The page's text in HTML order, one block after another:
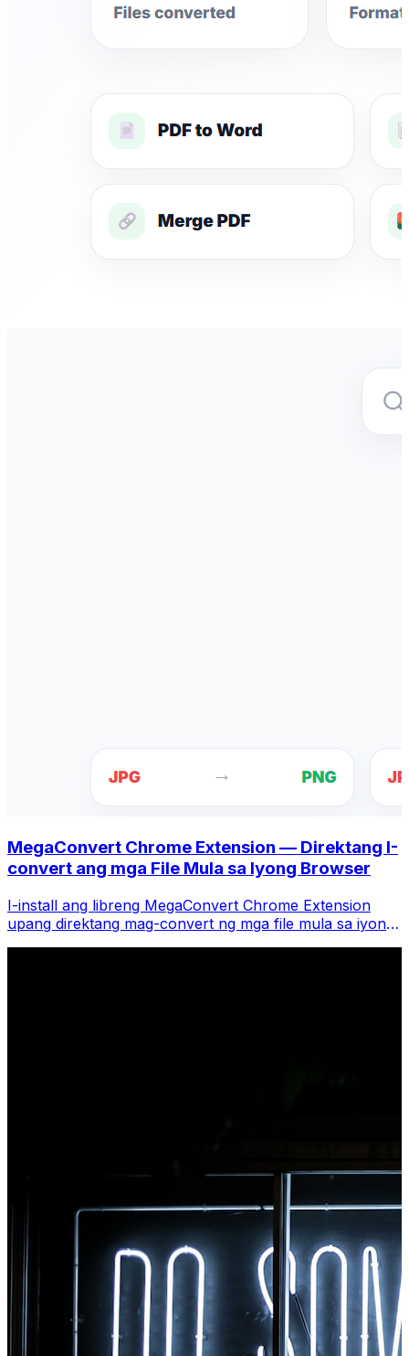
MegaConvert Chrome Extension — Direktang I-
convert ang mga File Mula sa Iyong Browser
I-install ang libreng MegaConvert Chrome Extension
upang direktang mag-convert ng mga file mula sa iyong